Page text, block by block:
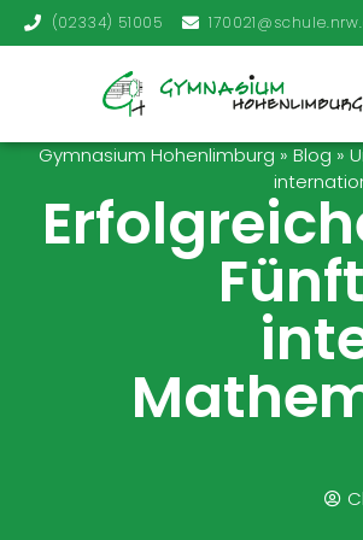
(02334) 51005
Gymnasium Hohenlimburg »Blog »